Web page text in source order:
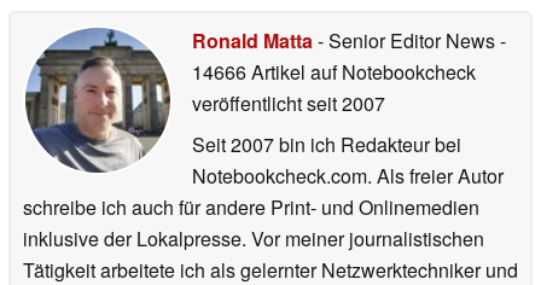
Ronald Matta- Senior Editor News-
14666 Artikel auf Notebookcheck
veröffentlichtseit 2007
Seit 2007 bin ich Redakteur bei
Notebookcheck.com. Als freier Autor
schreibe ich auch für andere Print- und Onlinemedien
inklusive der Lokalpresse. Vor meiner journalistischen
Tätigkeit arbeitete ich als gelernter Netzwerktechniker und